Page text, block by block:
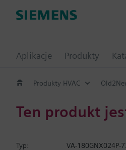
Aplikacje Produkty
Produkty HVAC
Ten produkt
Typ:
VA-180GNX024P-